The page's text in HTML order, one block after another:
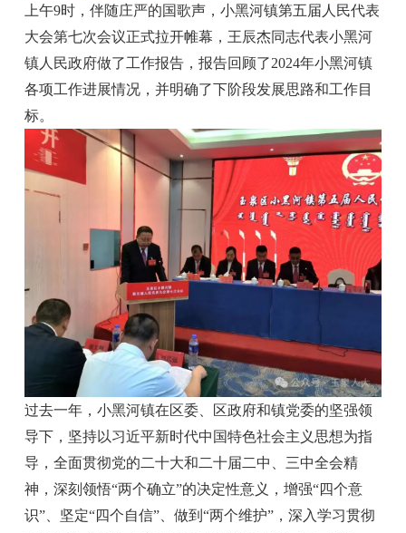
上午9时，伴随庄严的国歌声，小黑河镇第五届人民代表
大会第七次会议正式拉开帷幕，王辰杰同志代表小黑河
镇人民政府做了工作报告，报告回顾了2024年小黑河镇
各项工作进展情况，并明确了下阶段发展思路和工作目
标。
过去一年，小黑河镇在区委、区政府和镇党委的坚强领
导下，坚持以习近平新时代中国特色社会主义思想为指
导，全面贯彻党的二十大和二十届二中、三中全会精
神，深刻领悟“两个确立”的决定性意义，增强“四个意
识”、坚定“四个自信”、做到“两个维护”，深入学习贯彻